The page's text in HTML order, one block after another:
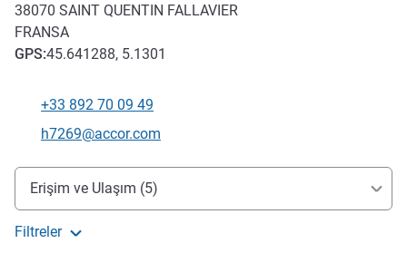
38070 SAINT QUENTIN FALLAVIER
FRANSA
GPS:45.641288, 5.1301
Telefon
+33 892 70 09 49
İletişim için e-posta
h7269@accor.com
Erişim ve ulaşım
Erişim ve Ulaşım (5)
Filtreler